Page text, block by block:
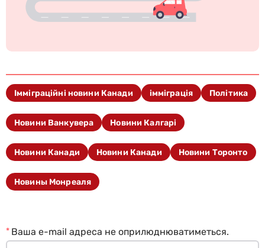
Імміграційні новини Канади імміграція Політика
Новини Ванкувера Новини Калгарі
Новини Канади Новини Канади Новини Торонто
Новины Монреаля
Ваша e-mail адреса не оприлюднюватиметься.
*